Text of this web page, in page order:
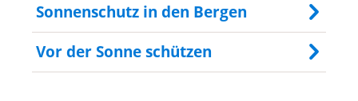
Sonnenschutz in den Bergen
Vor der Sonne schützen